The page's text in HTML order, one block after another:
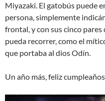
Miyazaki. El gatobús puede
persona, simplemente
frontal, y con sus cinco
pueda recorrer, como el
que portaba al dios Odín.
Un año más, feliz